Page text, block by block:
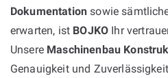
Dokumentation sowie
erwarten, ist BOJKO Ihr
Unsere Maschinenbau
Genauigkeit und